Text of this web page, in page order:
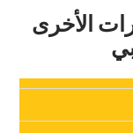
الأخرى